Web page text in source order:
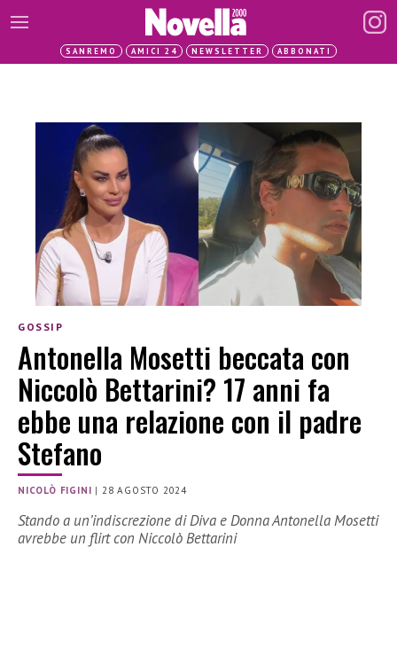
SANREMO AMICI 24 NEWSLETTER ABBONATI
GOSSIP
Antonella Mosetti beccata con
Niccolò Bettarini? 17 anni fa
ebbe una relazione con il padre
Stefano
NICOLÒ FIGINI | 28 AGOSTO 2024
Stando a un’indiscrezione di Diva e Donna Antonella Mosetti
avrebbe un flirt con Niccolò Bettarini